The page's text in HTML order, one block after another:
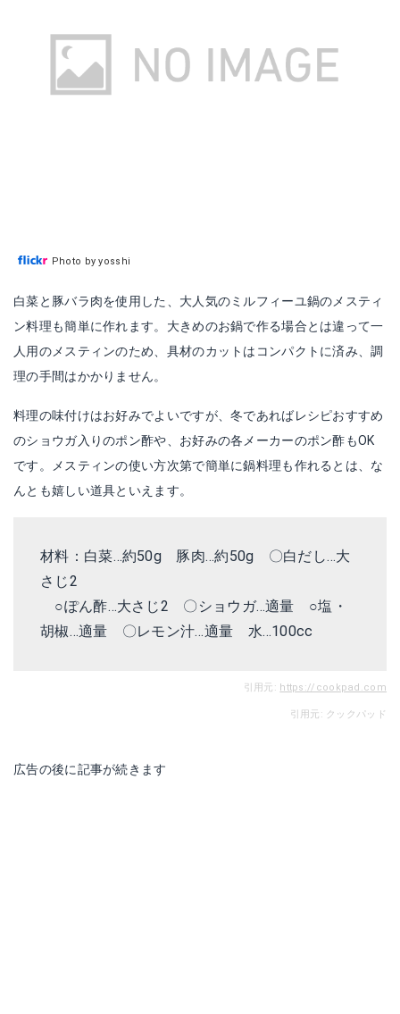
Photo by yosshi
白菜と豚バラ肉を使用した、大人気のミルフィーユ鍋のメスティ
ン料理も簡単に作れます。大きめのお鍋で作る場合とは違って一
人用のメスティンのため、具材のカットはコンパクトに済み、調
理の手間はかかりません。
料理の味付けはお好みでよいですが、冬であればレシピおすすめ
のショウガ入りのポン酢や、お好みの各メーカーのポン酢もOK
です。メスティンの使い方次第で簡単に鍋料理も作れるとは、な
んとも嬉しい道具といえます。
材料：白菜…約50g 豚肉…約50g 〇白だし…大
さじ2
○ぽん酢…大さじ2 〇ショウガ…適量 ○塩・
胡椒…適量 〇レモン汁…適量 水…100cc
引用元: https://cookpad.com
引用元: クックパッド
広告の後に記事が続きます